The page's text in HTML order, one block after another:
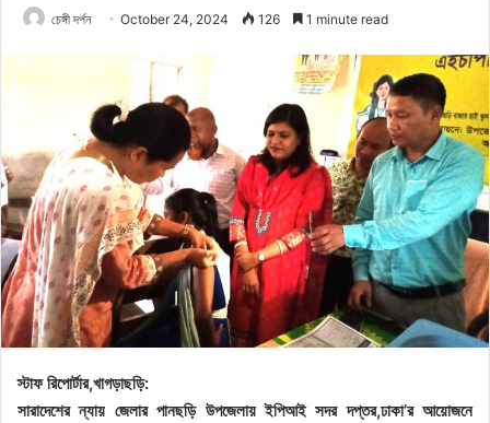
চেঙ্গী দর্পন October 24, 2024 126 1 minute read
স্টাফ রিপোর্টার,খাগড়াছড়ি:
সারাদেশের ন্যায় জেলার পানছড়ি উপজেলায় ইপিআই সদর দপ্তর,ঢাকা’র আয়োজনে